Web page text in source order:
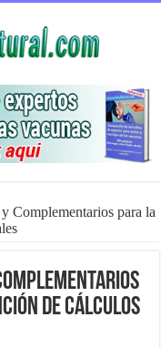
Complementarios para la
de Cálculos